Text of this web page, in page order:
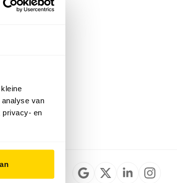
van
privacy- en